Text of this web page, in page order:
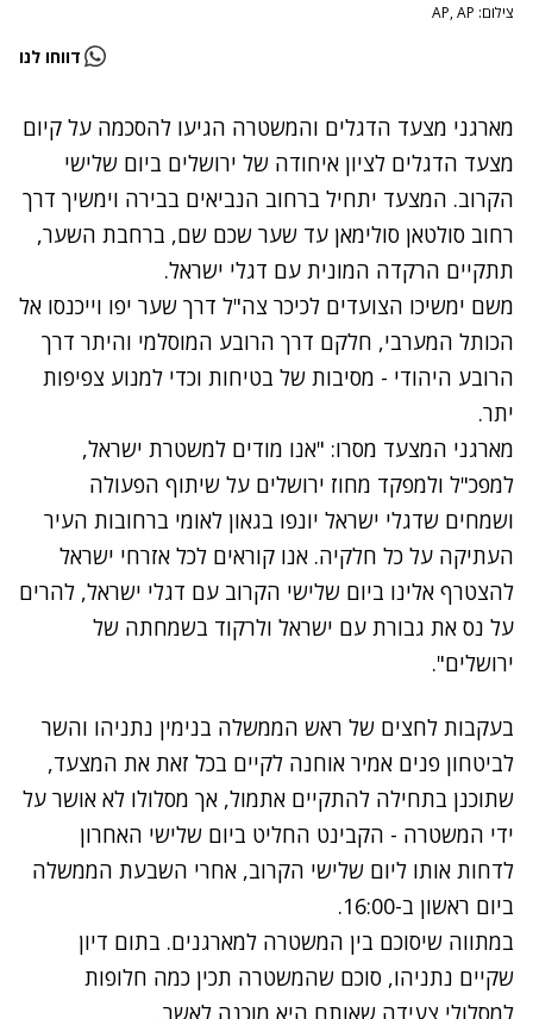
צילום: AP, AP
דווחו לנו
מארגני מצעד הדגלים והמשטרה הגיעו להסכמה על קיום
מצעד הדגלים לציון איחודה של ירושלים ביום שלישי
הקרוב. המצעד יתחיל ברחוב הנביאים בבירה וימשיך דרך
רחוב סולטאן סולימאן עד שער שכם שם, ברחבת השער,
תתקיים הרקדה המונית עם דגלי ישראל.
משם ימשיכו הצועדים לכיכר צה"ל דרך שער יפו וייכנסו אל
הכותל המערבי, חלקם דרך הרובע המוסלמי והיתר דרך
הרובע היהודי - מסיבות של בטיחות וכדי למנוע צפיפות
יתר.
מארגני המצעד מסרו: "אנו מודים למשטרת ישראל,
למפכ"ל ולמפקד מחוז ירושלים על שיתוף הפעולה
ושמחים שדגלי ישראל יונפו בגאון לאומי ברחובות העיר
העתיקה על כל חלקיה. אנו קוראים לכל אזרחי ישראל
להצטרף אלינו ביום שלישי הקרוב עם דגלי ישראל, להרים
על נס את גבורת עם ישראל ולרקוד בשמחתה של
ירושלים".
בעקבות לחצים של ראש הממשלה בנימין נתניהו והשר
לביטחון פנים אמיר אוחנה לקיים בכל זאת את המצעד,
שתוכנן בתחילה להתקיים אתמול, אך מסלולו לא אושר על
ידי המשטרה - הקבינט החליט ביום שלישי האחרון
לדחות אותו ליום שלישי הקרוב, אחרי השבעת הממשלה
ביום ראשון ב-16:00.
במתווה שיסוכם בין המשטרה למארגנים. בתום דיון
שקיים נתניהו, סוכם שהמשטרה תכין כמה חלופות
למסלולי צעידה שאותם היא מוכנה לאשר.